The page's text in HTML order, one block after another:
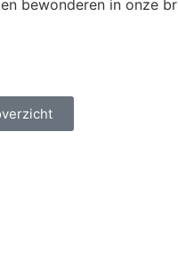
bewonderen in onze